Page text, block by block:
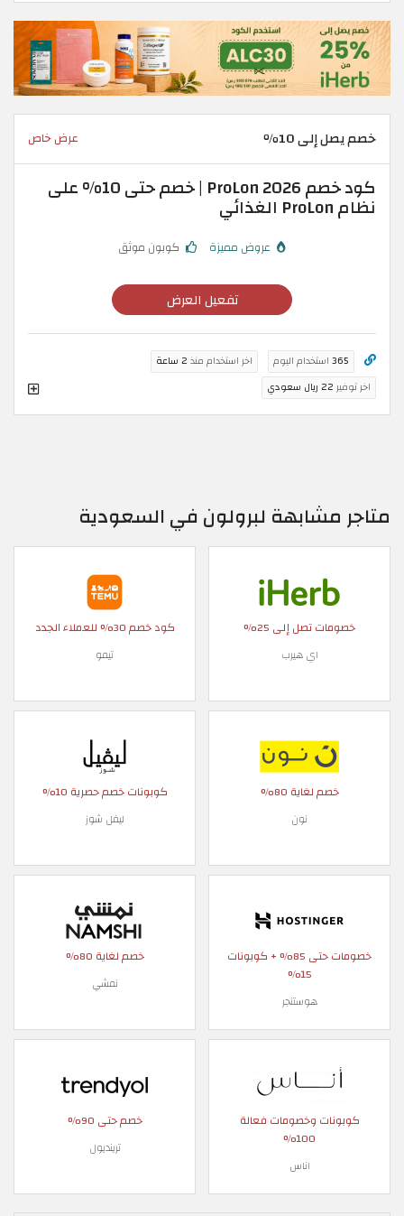
خصم يصل إلى 10٪ عرض خاص
كود خصم ProLon 2026 | خصم حتى 10% على
نظام ProLon الغذائي
عروض مميزة كوبون موثق
تفعيل العرض
365 استخدام اليوم اخر استخدام منذ 2 ساعة
اخر توفير 22 ريال سعودي
متاجر مشابهة لبرولون في السعودية
خصومات تصل إلى 25%
اي هيرب
كود خصم 30% للعملاء الجدد
تيمو
خصم لغاية 80%
نون
كوبونات خصم حصرية 10%
ليفل شوز
خصومات حتى 85% + كوبونات
15%
هوستنجر
خصم لغاية 80%
نمشي
كوبونات وخصومات فعالة
100%
اناس
خصم حتى 90%
ترينديول